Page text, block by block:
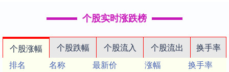
个股实时涨跌榜
个股涨幅 个股跌幅 个股流入 个股流出
换手率
排名
名称 最新价 涨幅
换手率